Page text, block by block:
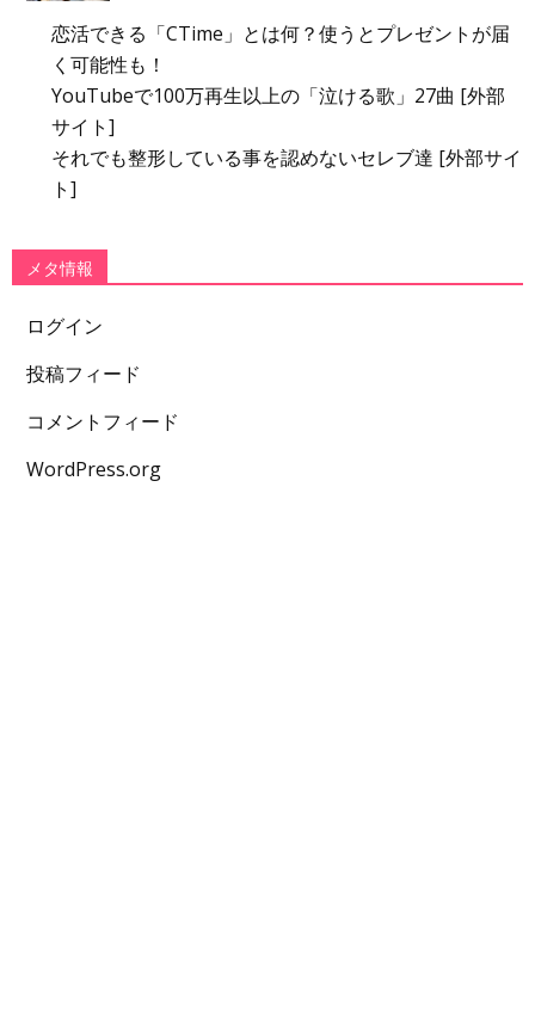
恋活できる「CTime」とは何？使うとプレゼントが届
く可能性も！
YouTubeで100万再生以上の「泣ける歌」27曲 [外部
サイト]
それでも整形している事を認めないセレブ達 [外部サイ
ト]
メタ情報
ログイン
投稿フィード
コメントフィード
WordPress.org